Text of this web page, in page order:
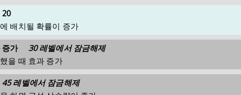
20
배치될 확률이 증가
증가
30 레벨에서 잠금해제
을 때 효과 증가
45 레벨에서 잠금해제